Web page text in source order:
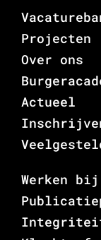
Projecten
Over ons
Actueel
Werken